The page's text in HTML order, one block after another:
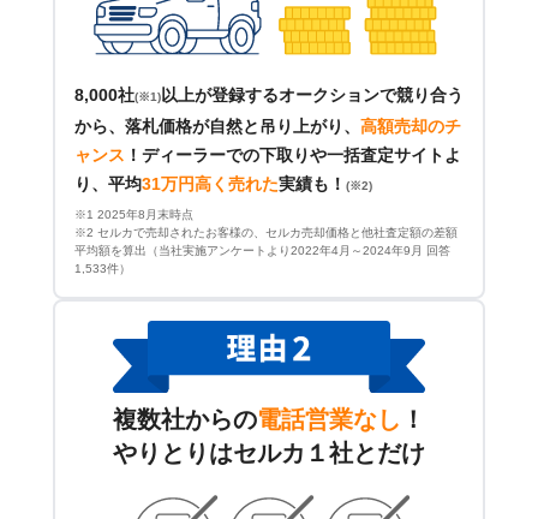
8,000社(※1) 以上が登録するオークションで競り合う
から、落札価格が自然と吊り上がり、 高額売却のチ
ャンス ！ ディーラーでの下取りや一括査定サイトよ
り、平均31万円高く売れた実績も！ (※2)
※1 2025年8月末時点
※2 セルカで売却されたお客様の、セルカ売却価格と他社査定額の差額
平均額を算出（当社実施アンケートより2022年4月～2024年9月 回答
1,533件）
複数社からの電話営業なし ！
やりとりはセルカ１社とだけ